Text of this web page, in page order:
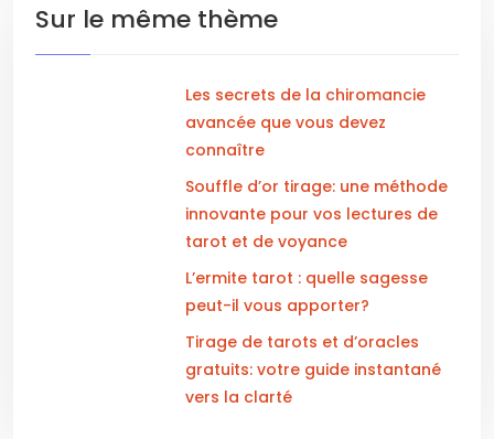
Sur le même thème
Les secrets de la chiromancie
avancée que vous devez
connaître
Souffle d’or tirage: une méthode
innovante pour vos lectures de
tarot et de voyance
L’ermite tarot : quelle sagesse
peut-il vous apporter?
Tirage de tarots et d’oracles
gratuits: votre guide instantané
vers la clarté